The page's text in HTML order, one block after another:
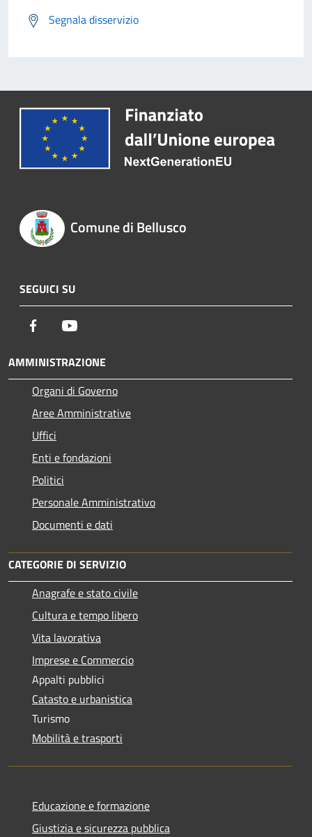
Segnala disservizio
Comune di Bellusco
SEGUICI SU
Facebook
AMMINISTRAZIONE
Organi di Governo
Aree Amministrative
Uffici
Enti e fondazioni
Politici
Personale Amministrativo
Documenti e dati
CATEGORIE DI SERVIZIO
Anagrafe e stato civile
Cultura e tempo libero
Vita lavorativa
Imprese e Commercio
Appalti pubblici
Catasto e urbanistica
Turismo
Mobilità e trasporti
Educazione e formazione
Giustizia e sicurezza pubblica